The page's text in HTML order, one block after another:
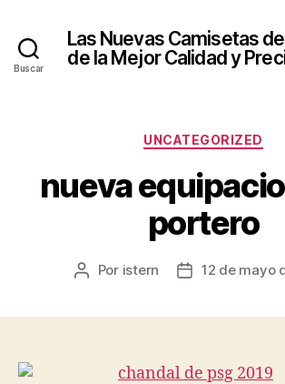
Buscar
Las Nuevas Camisetas
de la Mejor Calidad y
Categorías
UNCATEGORIZED
nueva
portero
Autor
Por istern
Fecha12 de mayo